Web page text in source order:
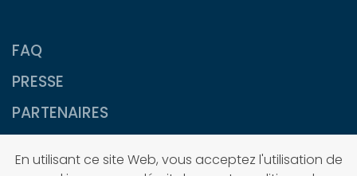
FAQ
PRESSE
PARTENAIRES
En utilisant ce site Web, vous acceptez l'utilisation de